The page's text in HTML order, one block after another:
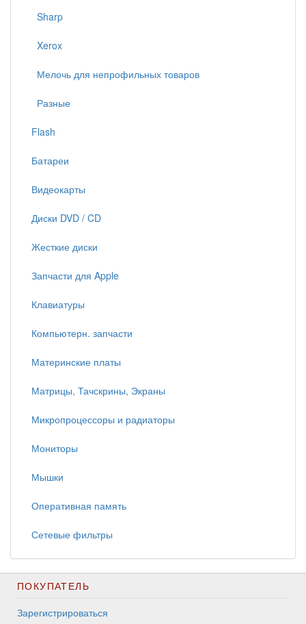
Sharp
Xerox
Мелочь для непрофильных товаров
Разные
Flash
Батареи
Видеокарты
Диски DVD / CD
Жесткие диски
Запчасти для Apple
Клавиатуры
Компьютерн. запчасти
Материнские платы
Матрицы, Тачскрины, Экраны
Микропроцессоры и радиаторы
Мониторы
Мышки
Оперативная память
Сетевые фильтры
ПОКУПАТЕЛЬ
Зарегистрироваться